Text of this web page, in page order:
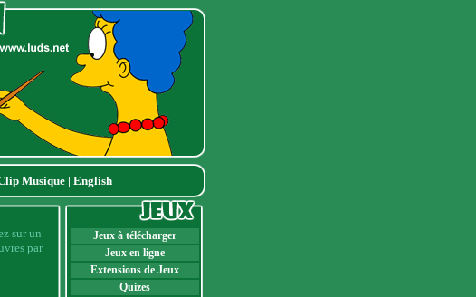
Musique| English
sur un
par
Jeux à télécharger
Jeux en ligne
Extensions de Jeux
Quizes